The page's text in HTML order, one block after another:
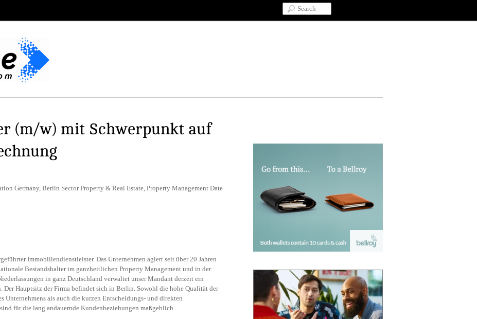
(m/w) mit Schwerpunkt auf
Germany, Berlin Sector Property & Real Estate, Property Management Date
Immobiliendienstleister. Das Unternehmen agiert seit über 20 Jahren
Bestandshalter im ganzheitlichen Property Management und in der
in ganz Deutschland verwaltet unser Mandant derzeit ein
Der Hauptsitz der Firma befindet sich in Berlin. Sowohl die hohe Qualität der
als auch die kurzen Entscheidungs- und direkten
für die lang andauernde Kundenbeziehungen maßgeblich.